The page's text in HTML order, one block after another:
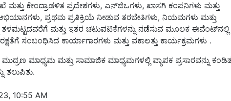
ಅಭಿಯಾನಗಳು, ಪ್ರಥಮ ಪ್ರತಿಕ್ರಿಯೆ ನೀಡುವ ತರಬೇತಿಗಳು, ನಿಯಮಗಳು ಮತ್ತು
ತಳಮಟ್ಟದವರೆಗೆ ಮತ್ತು ಇತರ ಚಟುವಟಿಕೆಗಳನ್ನು ನಡೆಸುವ ಮೂಲಕ ಈವೆಂಟ್‌ನಲ್ಲಿ
ಸಂಬಂಧಿಸಿದ ಕಾರ್ಯಾಗಾರಗಳು ಮತ್ತು ವಕಾಲತ್ತು ಕಾರ್ಯಕ್ರಮಗಳು .
ಮುದ್ರಣ ಮಾಧ್ಯಮ ಮತ್ತು ಸಾಮಾಜಿಕ ಮಾಧ್ಯಮಗಳಲ್ಲಿ ವ್ಯಾಪಕ ಪ್ರಸಾರವನ್ನು ಕಂಡಿತು
ತಲುಪಿತು.
calls for efforts by all to reduce road accidents by fifty